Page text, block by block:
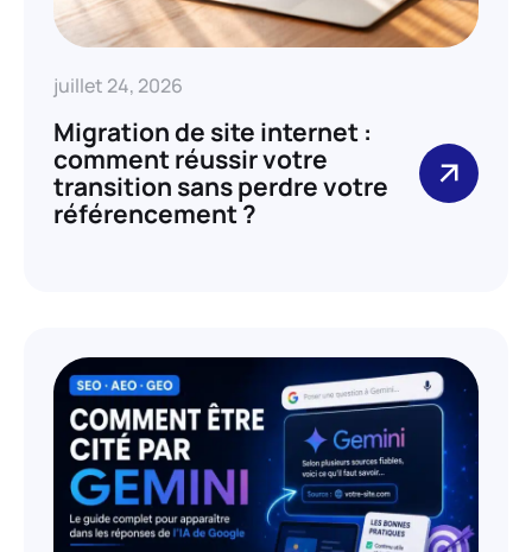
juillet 24, 2026
Migration de site internet :
comment réussir votre
transition sans perdre votre
référencement ?